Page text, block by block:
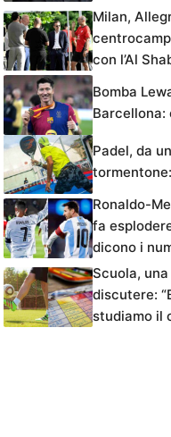
Milan,
con l’Al
Bomba
Barcellona:
Padel, da
Ronaldo-
fa
dicono i
Scuola,
discutere:
studiamo il